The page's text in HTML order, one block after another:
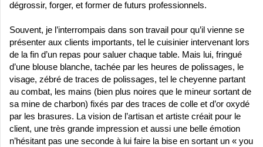
dégrossir, forger, et former de futurs professionnels.
Souvent, je l’interrompais dans son travail pour qu’il vienne se
présenter aux clients importants, tel le cuisinier intervenant lors
de la fin d’un repas pour saluer chaque table. Mais lui, fringué
d’une blouse blanche, tachée par les heures de polissages, le
visage, zébré de traces de polissages, tel le cheyenne partant
au combat, les mains (bien plus noires que le mineur sortant de
sa mine de charbon) fixés par des traces de colle et d’or oxydé
par les brasures. La vision de l’artisan et artiste créait pour le
client, une très grande impression et aussi une belle émotion
n’hésitant pas une seconde à lui faire la bise en sortant un « you